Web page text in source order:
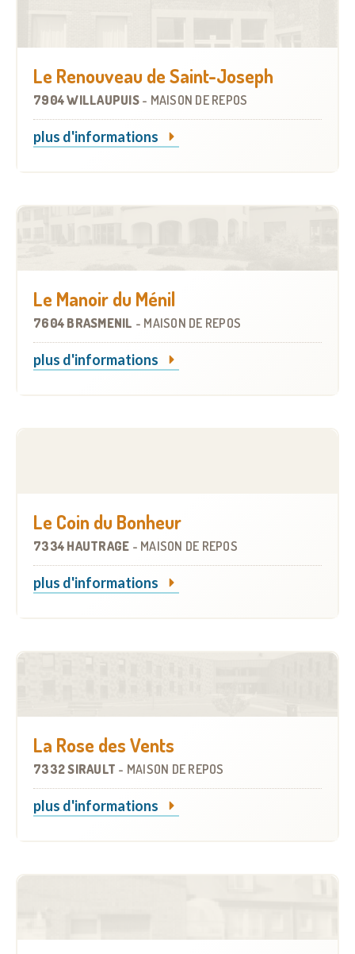
Le Renouveau de Saint-Joseph
7904 WILLAUPUIS - MAISON DE REPOS
plus d'informations
Le Manoir du Ménil
7604 BRASMENIL - MAISON DE REPOS
plus d'informations
Le Coin du Bonheur
7334 HAUTRAGE - MAISON DE REPOS
plus d'informations
La Rose des Vents
7332 SIRAULT - MAISON DE REPOS
plus d'informations